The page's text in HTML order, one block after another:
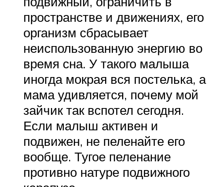
пространстве и движениях, его
организм сбрасывает
неиспользованную энергию во
время сна. У такого малыша
иногда мокрая вся постелька, а
мама удивляется, почему мой
зайчик так вспотел сегодня.
Если малыш активен и
подвижен, не пеленайте его
вообще. Тугое пеленание
противно натуре подвижного